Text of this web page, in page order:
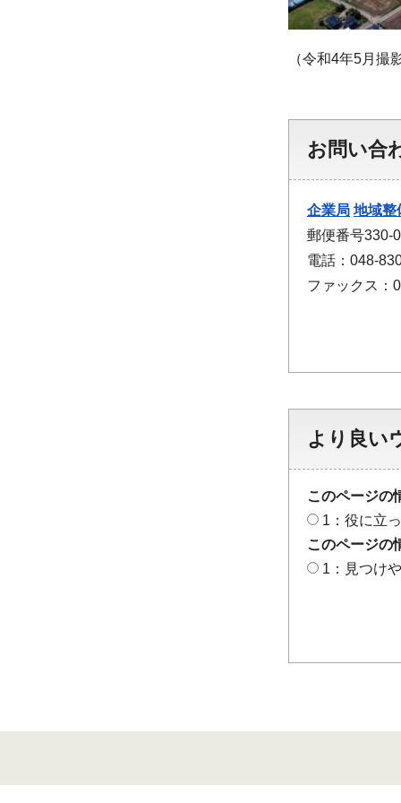
（令和4年5月撮
お問い合
企業局 地域整
郵便番号330-
電話：048-
ファックス：
より良い
このページの
1：役に立
このページの
1：見つけ